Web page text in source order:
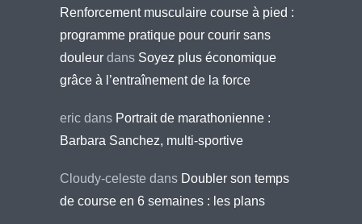
Renforcement musculaire course à pied :
programme pratique pour courir sans
douleur dans Soyez plus économique
grâce à l’entraînement de la force
eric dans Portrait de marathonienne :
Barbara Sanchez, multi-sportive
Cloudy-celeste dans Doubler son temps
de course en 6 semaines : les plans